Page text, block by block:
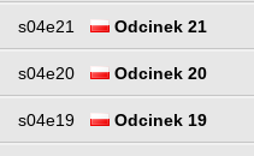
s04e21 Odcinek 21
s04e20 Odcinek 20
s04e19 Odcinek 19